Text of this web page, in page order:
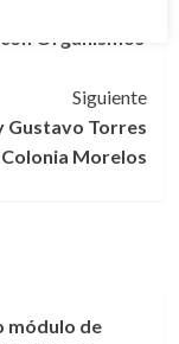
Organismos
Siguiente
Gustavo Torres
Morelos
módulo de